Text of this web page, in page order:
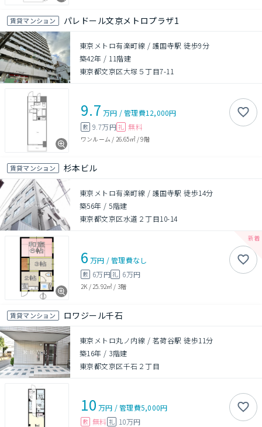
賃貸マンション パレドール文京メトロプラザ1
東京メトロ有楽町線 / 護国寺駅 徒歩9分
築42年 / 11階建
東京都文京区大塚５丁目7-11
9.7 万円 /管理費12,000円
敷 9.7万円 礼 無料
ワンルーム / 26.65㎡/9階
賃貸マンション 杉本ビル
東京メトロ有楽町線 / 護国寺駅 徒歩14分
築56年 /5階建
東京都文京区水道２丁目10-14
6 万円 /管理費なし
敷 6万円礼 6万円
2K / 25.92㎡ / 3階
賃貸マンション ロワジール千石
東京メトロ丸ノ内線 / 茗荷谷駅 徒歩11分
築16年 / 3階建
東京都文京区千石２丁目
10 万円 /管理費5,000円
敷 無料 礼 10万円